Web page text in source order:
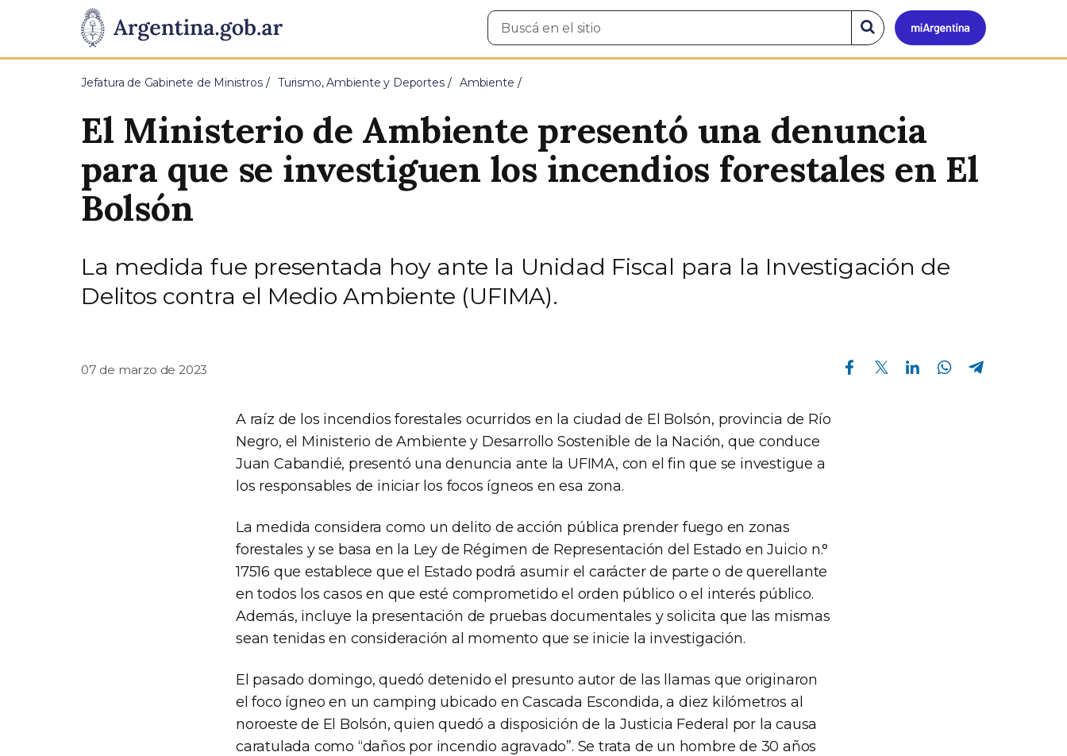
Presidencia
de
Pasar al contenido principal
Mi
Buscar
en
Buscar
en
el
Jefatura de Gabinete de Ministros Turismo, Ambiente y Deportes Ambiente
El Ministerio de Ambiente presentó una denuncia
para que se investiguen los incendios forestales en El
Bolsón
La medida fue presentada hoy ante la Unidad Fiscal para la Investigación de
Delitos contra el Medio Ambiente (UFIMA).
07 de marzo de 2023
Compartir en Facebook Compartir en Twitter Compartir en Linkedin Compartir en Whatsapp
A raíz de los incendios forestales ocurridos en la ciudad de El Bolsón, provincia de Río
Negro, el Ministerio de Ambiente y Desarrollo Sostenible de la Nación, que conduce
Juan Cabandié, presentó una denuncia ante la UFIMA, con el fin que se investigue a
los responsables de iniciar los focos ígneos en esa zona.
La medida considera como un delito de acción pública prender fuego en zonas
forestales y se basa en la Ley de Régimen de Representación del Estado en Juicio n.°
17516 que establece que el Estado podrá asumir el carácter de parte o de querellante
en todos los casos en que esté comprometido el orden público o el interés público.
Además, incluye la presentación de pruebas documentales y solicita que las mismas
sean tenidas en consideración al momento que se inicie la investigación.
El pasado domingo, quedó detenido el presunto autor de las llamas que originaron
el foco ígneo en un camping ubicado en Cascada Escondida, a diez kilómetros al
noroeste de El Bolsón, quien quedó a disposición de la Justicia Federal por la causa
caratulada como “daños por incendio agravado”. Se trata de un hombre de 30 años